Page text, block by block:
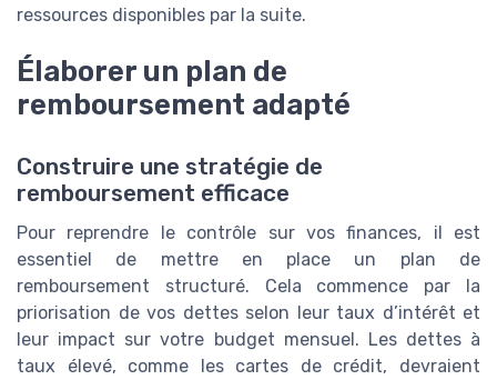
ressources disponibles par la suite.
Élaborer un plan de
remboursement adapté
Construire une stratégie de
remboursement efficace
Pour reprendre le contrôle sur vos finances, il est
essentiel de mettre en place un plan de
remboursement structuré. Cela commence par la
priorisation de vos dettes selon leur taux d’intérêt et
leur impact sur votre budget mensuel. Les dettes à
taux élevé, comme les cartes de crédit, devraient